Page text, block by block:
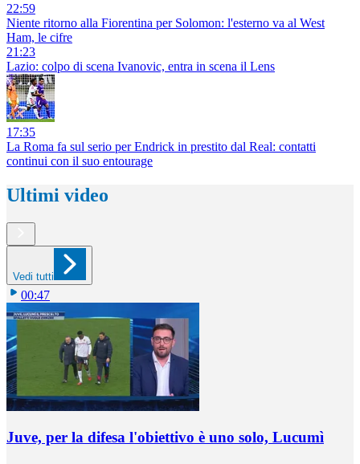
22:59
Niente ritorno alla Fiorentina per Solomon: l'esterno va al West
Ham, le cifre
21:23
Lazio: colpo di scena Ivanovic, entra in scena il Lens
17:35
La Roma fa sul serio per Endrick in prestito dal Real: contatti
continui con il suo entourage
Ultimi video
Vedi tutti
00:47
Juve, per la difesa l'obiettivo è uno solo, Lucumì